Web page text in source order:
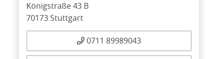
Königstraße 43 B
70173 Stuttgart
0711 89989043